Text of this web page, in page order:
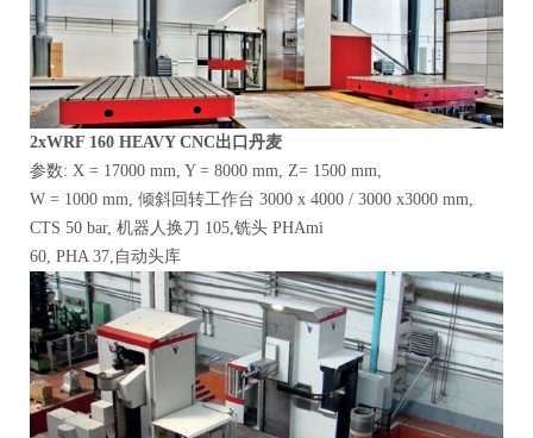
2xWRF 160 HEAVY CNC出口丹麦
参数: X = 17000 mm, Y = 8000 mm, Z= 1500 mm,
W = 1000 mm, 倾斜回转工作台 3000 x 4000 / 3000 x3000 mm,
CTS 50 bar, 机器人换刀 105,铣头 PHAmi
60, PHA 37,自动头库